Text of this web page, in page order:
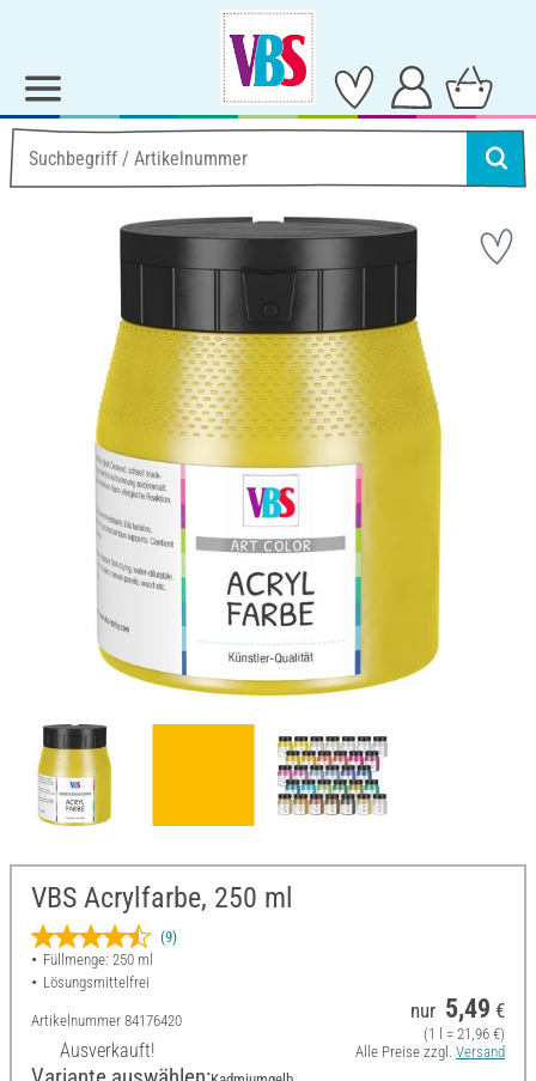
VBS Acrylfarbe, 250 ml
(9)
Füllmenge: 250 ml
Lösungsmittelfrei
Artikelnummer 84176420
Ausverkauft!
nur 5,49 €
(1 l = 21,96 €)
Alle Preise zzgl. Versand